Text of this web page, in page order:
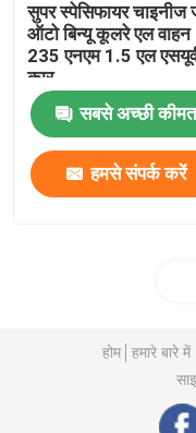
सुपर स्पेसिफायर चाइनीज
ऑटो बिन्यू कूलरे एल वाहन
235 एनएम 1.5 एल
कार
सबसे अच्छी
हमसे संपर्क करें
होम हमारे बारे में